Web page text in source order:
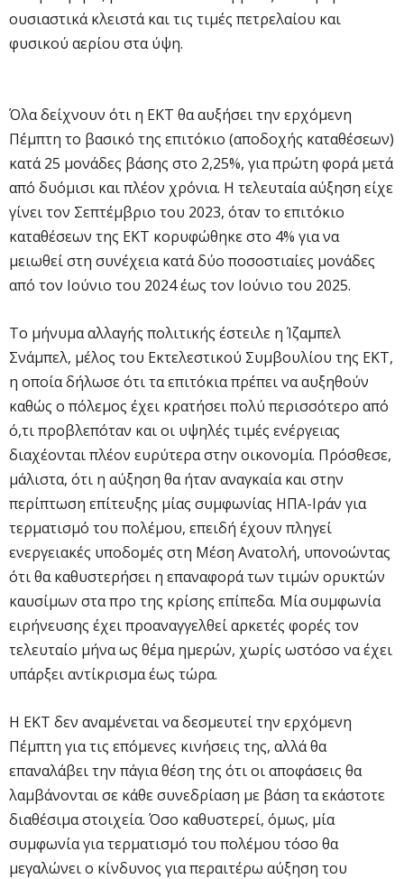
ουσιαστικά κλειστά και τις τιμές πετρελαίου και
φυσικού αερίου στα ύψη.
Όλα δείχνουν ότι η ΕΚΤ θα αυξήσει την ερχόμενη
Πέμπτη το βασικό της επιτόκιο (αποδοχής καταθέσεων)
κατά 25 μονάδες βάσης στο 2,25%, για πρώτη φορά μετά
από δυόμισι και πλέον χρόνια. Η τελευταία αύξηση είχε
γίνει τον Σεπτέμβριο του 2023, όταν το επιτόκιο
καταθέσεων της ΕΚΤ κορυφώθηκε στο 4% για να
μειωθεί στη συνέχεια κατά δύο ποσοστιαίες μονάδες
από τον Ιούνιο του 2024 έως τον Ιούνιο του 2025.
Το μήνυμα αλλαγής πολιτικής έστειλε η Ίζαμπελ
Σνάμπελ, μέλος του Εκτελεστικού Συμβουλίου της ΕΚΤ,
η οποία δήλωσε ότι τα επιτόκια πρέπει να αυξηθούν
καθώς ο πόλεμος έχει κρατήσει πολύ περισσότερο από
ό,τι προβλεπόταν και οι υψηλές τιμές ενέργειας
διαχέονται πλέον ευρύτερα στην οικονομία. Πρόσθεσε,
μάλιστα, ότι η αύξηση θα ήταν αναγκαία και στην
περίπτωση επίτευξης μίας συμφωνίας ΗΠΑ-Ιράν για
τερματισμό του πολέμου, επειδή έχουν πληγεί
ενεργειακές υποδομές στη Μέση Ανατολή, υπονοώντας
ότι θα καθυστερήσει η επαναφορά των τιμών ορυκτών
καυσίμων στα προ της κρίσης επίπεδα. Μία συμφωνία
ειρήνευσης έχει προαναγγελθεί αρκετές φορές τον
τελευταίο μήνα ως θέμα ημερών, χωρίς ωστόσο να έχει
υπάρξει αντίκρισμα έως τώρα.
Η ΕΚΤ δεν αναμένεται να δεσμευτεί την ερχόμενη
Πέμπτη για τις επόμενες κινήσεις της, αλλά θα
επαναλάβει την πάγια θέση της ότι οι αποφάσεις θα
λαμβάνονται σε κάθε συνεδρίαση με βάση τα εκάστοτε
διαθέσιμα στοιχεία. Όσο καθυστερεί, όμως, μία
συμφωνία για τερματισμό του πολέμου τόσο θα
μεγαλώνει ο κίνδυνος για περαιτέρω αύξηση του